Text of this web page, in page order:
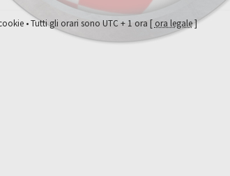
• Tutti gli orari sono UTC + 1 ora [ ora legale]